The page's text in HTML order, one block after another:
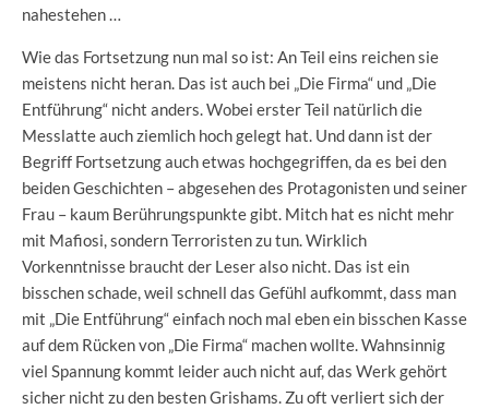
nahestehen …
Wie das Fortsetzung nun mal so ist: An Teil eins reichen sie
meistens nicht heran. Das ist auch bei „Die Firma“ und „Die
Entführung“ nicht anders. Wobei erster Teil natürlich die
Messlatte auch ziemlich hoch gelegt hat. Und dann ist der
Begriff Fortsetzung auch etwas hochgegriffen, da es bei den
beiden Geschichten – abgesehen des Protagonisten und seiner
Frau – kaum Berührungspunkte gibt. Mitch hat es nicht mehr
mit Mafiosi, sondern Terroristen zu tun. Wirklich
Vorkenntnisse braucht der Leser also nicht. Das ist ein
bisschen schade, weil schnell das Gefühl aufkommt, dass man
mit „Die Entführung“ einfach noch mal eben ein bisschen Kasse
auf dem Rücken von „Die Firma“ machen wollte. Wahnsinnig
viel Spannung kommt leider auch nicht auf, das Werk gehört
sicher nicht zu den besten Grishams. Zu oft verliert sich der